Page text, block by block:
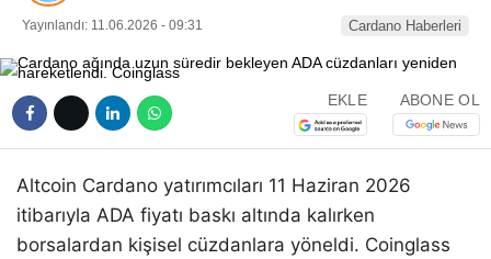
Yayınlandı: 11.06.2026 - 09:31 Cardano Haberleri
EKLE ABONE OL
Altcoin Cardano yatırımcıları 11 Haziran 2026
itibarıyla ADA fiyatı baskı altında kalırken
borsalardan kişisel cüzdanlara yöneldi. Coinglass